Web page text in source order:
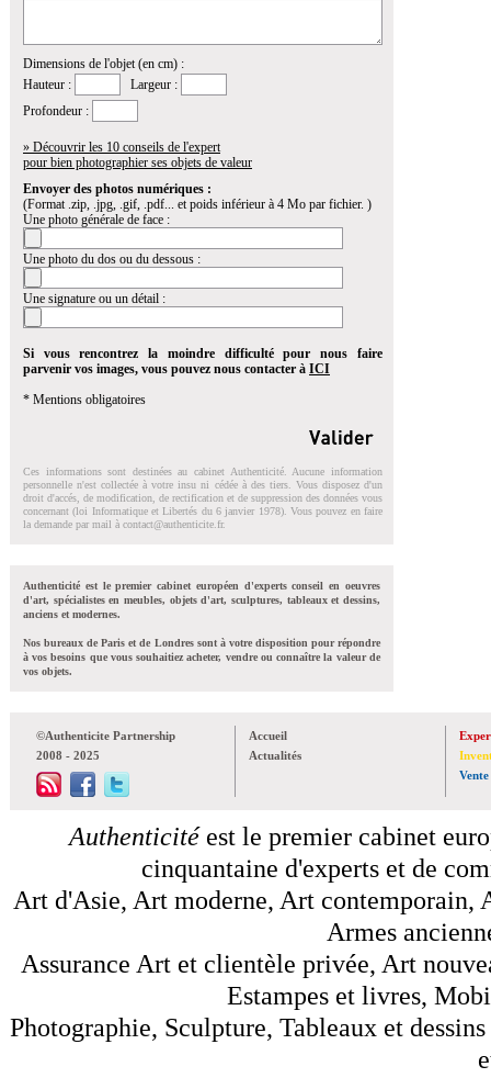
Dimensions de l'objet (en cm) :
Hauteur :
Largeur :
Profondeur :
» Découvrir les 10 conseils de l'expert
pour bien photographier ses objets de valeur
Envoyer des photos numériques :
(Format .zip, .jpg, .gif, .pdf... et poids inférieur à 4 Mo par fichier. )
Une photo générale de face :
Une photo du dos ou du dessous :
Une signature ou un détail :
Si vous rencontrez la moindre difficulté pour nous faire
parvenir vos images, vous pouvez nous contacter à ICI
* Mentions obligatoires
Ces informations sont destinées au cabinet Authenticité. Aucune information
personnelle n'est collectée à votre insu ni cédée à des tiers. Vous disposez d'un
droit d'accés, de modification, de rectification et de suppression des données vous
concernant (loi Informatique et Libertés du 6 janvier 1978). Vous pouvez en faire
la demande par mail à contact@authenticite.fr.
Authenticité est le premier cabinet européen d'experts conseil en oeuvres
d'art, spécialistes en meubles, objets d'art, sculptures, tableaux et dessins,
anciens et modernes.
Nos bureaux de Paris et de Londres sont à votre disposition pour répondre
à vos besoins que vous souhaitiez acheter, vendre ou connaître la valeur de
vos objets.
©Authenticite Partnership
2008 - 2025
Accueil
Actualités
Vente
Authenticitéest le premier cabinet
cinquantaine d'experts et de
Art d'Asie, Art moderne, Art contemporain,
Armes
Assurance Art et clientèle privée, Art
Estampes et livres,
Photographie, Sculpture, Tableaux et